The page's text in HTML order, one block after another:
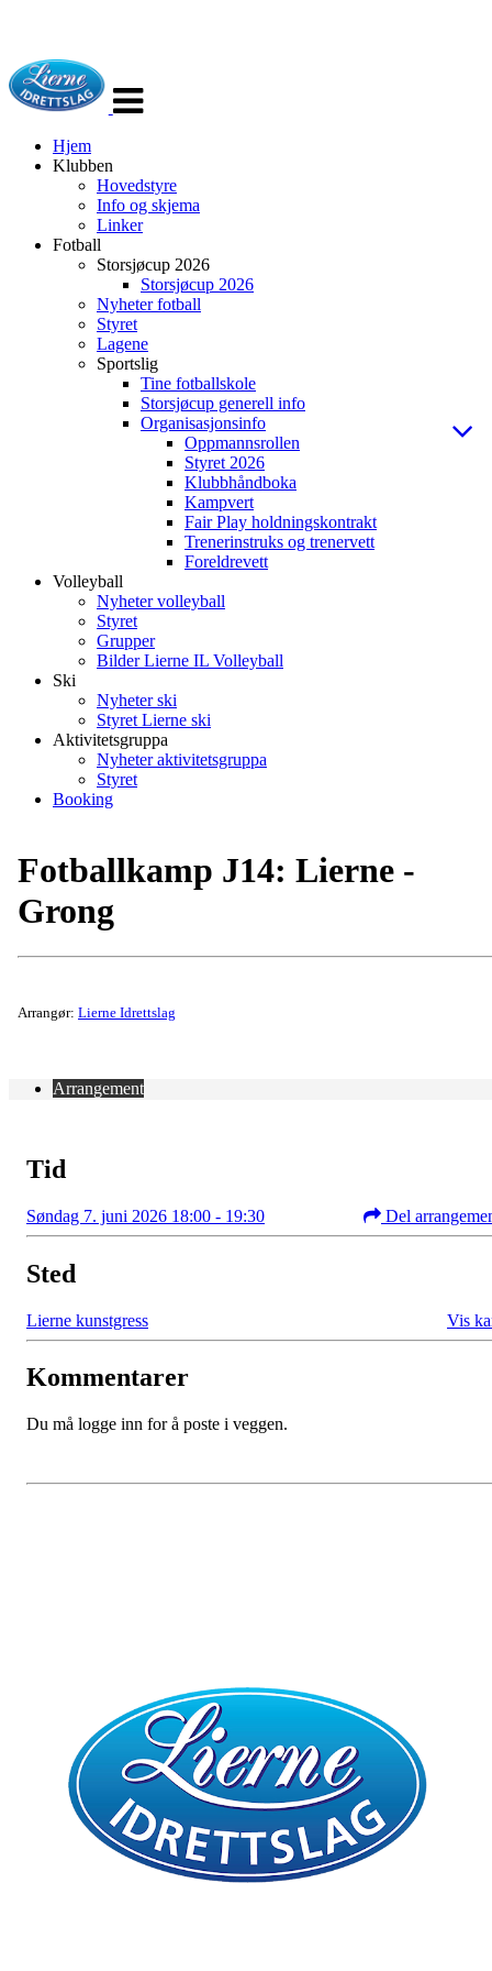
navigasjon
Hjem
Klubben
Hovedstyre
Info og skjema
Linker
Fotball
Storsjøcup 2026
Storsjøcup 2026
Nyheter fotball
Styret
Lagene
Sportslig
Tine fotballskole
Storsjøcup generell info
Organisasjonsinfo
Oppmannsrollen
Styret 2026
Klubbhåndboka
Kampvert
Fair Play holdningskontrakt
Trenerinstruks og trenervett
Foreldrevett
Volleyball
Nyheter volleyball
Styret
Grupper
Bilder Lierne IL Volleyball
Ski
Nyheter ski
Styret Lierne ski
Aktivitetsgruppa
Nyheter aktivitetsgruppa
Styret
Booking
Fotballkamp J14: Lierne -
Grong
Arrangør: Lierne Idrettslag
Arrangement
Tid
Søndag 7. juni 2026 18:00 - 19:30 Del
Sted
Lierne kunstgress Vis
Kommentarer
Du må logge inn for å poste i veggen.